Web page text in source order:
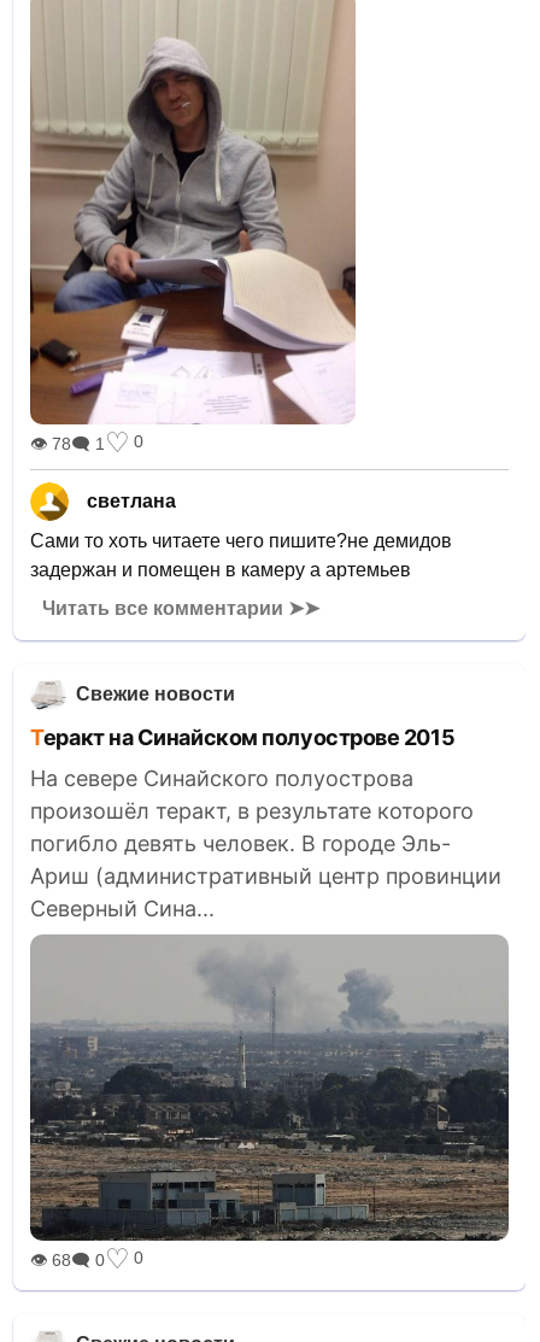
👁 78🗨 1 ♡ 0
светлана
Сами то хоть читаете чего пишите?не демидов
задержан и помещен в камеру а артемьев
Читать все комментарии ➤➤
Свежие новости
Теракт на Синайском полуострове 2015
На севере Синайского полуострова
произошёл теракт, в результате которого
погибло девять человек. В городе Эль-
Ариш (административный центр провинции
Северный Сина...
👁 68🗨 0♡ 0